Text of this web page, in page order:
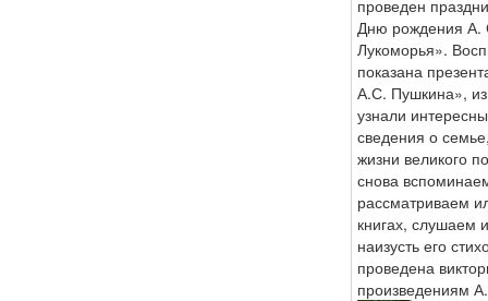
проведен
Дню рождения А.
Лукоморья».
показана
А.С. Пушкина»,
узнали
сведения о
жизни великого
снова
рассматриваем
книгах, слушаем
наизусть его
проведена
произведениям